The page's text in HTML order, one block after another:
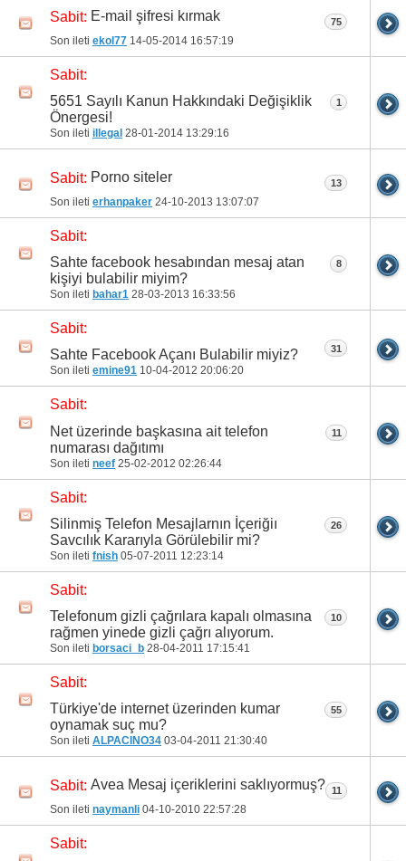
Sabit: E-mail şifresi kırmak
Son ileti ekol77 14-05-2014 16:57:19
75
Sabit:
5651 Sayılı Kanun Hakkındaki Değişiklik
Önergesi!
Son ileti illegal 28-01-2014 13:29:16
1
Sabit: Porno siteler
Son ileti erhanpaker 24-10-2013 13:07:07
13
Sabit:
Sahte facebook hesabından mesaj atan
kişiyi bulabilir miyim?
Son ileti bahar1 28-03-2013 16:33:56
8
Sabit:
Sahte Facebook Açanı Bulabilir miyiz?
Son ileti emine91 10-04-2012 20:06:20
31
Sabit:
Net üzerinde başkasına ait telefon
numarası dağıtımı
Son ileti neef 25-02-2012 02:26:44
11
Sabit:
Silinmiş Telefon Mesajlarnın İçeriğiı
Savcılık Kararıyla Görülebilir mi?
Son ileti fnish 05-07-2011 12:23:14
26
Sabit:
Telefonum gizli çağrılara kapalı olmasına
rağmen yinede gizli çağrı alıyorum.
Son ileti borsaci_b 28-04-2011 17:15:41
10
Sabit:
Türkiye'de internet üzerinden kumar
oynamak suç mu?
Son ileti ALPACINO34 03-04-2011 21:30:40
55
Sabit: Avea Mesaj içeriklerini saklıyormuş?
Son ileti naymanli 04-10-2010 22:57:28
11
Sabit: